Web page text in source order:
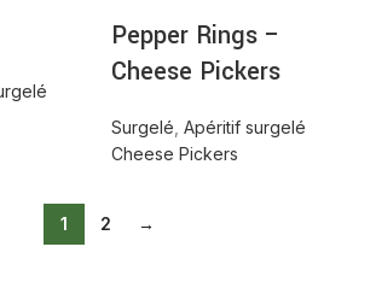
Pepper Rings –
Cheese Pickers
Surgelé Apéritif surgelé
Cheese Pickers
1 2 →